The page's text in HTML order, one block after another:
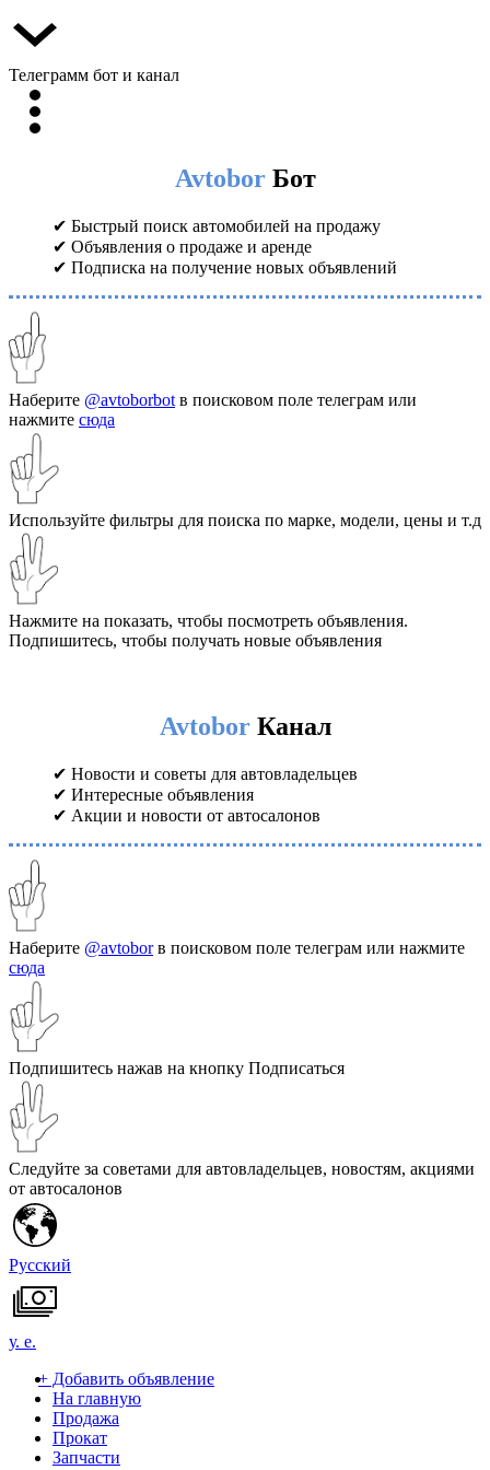
Телеграмм бот и канал
AvtoborБот
✔ Быстрый поиск автомобилей на продажу
✔ Объявления о продаже и аренде
✔ Подписка на получение новых объявлений
Наберите @avtoborbot в поисковом поле телеграм или
нажмите сюда
Используйте фильтры для поиска по марке, модели, цены и т.д
Нажмите на показать, чтобы посмотреть объявления.
Подпишитесь, чтобы получать новые объявления
AvtoborКанал
✔ Новости и советы для автовладельцев
✔ Интересные объявления
✔ Акции и новости от автосалонов
Наберите @avtoborв поисковом поле телеграм или нажмите
сюда
Подпишитесь нажав на кнопку Подписаться
Следуйте за советами для автовладельцев, новостям, акциями
от автосалонов
Русский
у. е.
+ Добавить объявление
На главную
Продажа
Прокат
Запчасти